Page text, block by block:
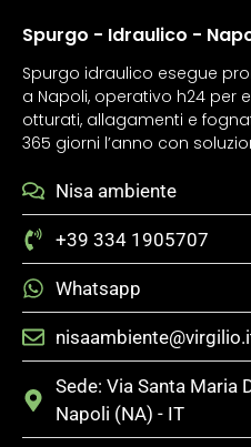
Spurgo - Idraulico -
Spurgo idraulico esegue
a Napoli, operativo h24 per
otturati, allagamenti e
365 giorni l’anno con
Nisa ambiente
+39 334 1905707
Whatsapp
Sede: Via Santa Maria
Napoli (NA) - IT